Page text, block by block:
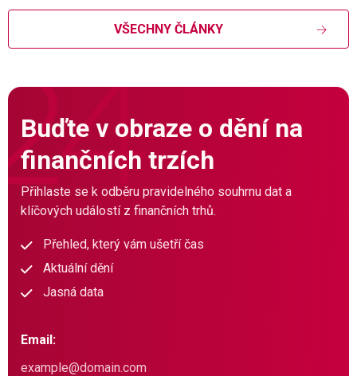
VŠECHNY ČLÁNKY
Buďte v obraze o dění na
finančních trzích
Přihlaste se k odběru pravidelného souhrnu dat a
klíčových událostí z finančních trhů.
Přehled, který vám ušetří čas
Aktuální dění
Jasná data
Email: